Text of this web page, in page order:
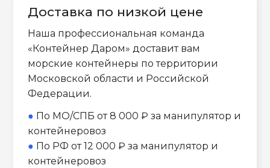
Доставка по низкой цене
Наша профессиональная команда
«Контейнер Даром» доставит вам
морские контейнеры по территории
Московской области и Российской
Федерации.
● По МО/СПБ от 8 000 ₽ за манипулятор и
контейнеровоз
● По РФ от 12 000 ₽ за манипулятор и
контейнеровоз